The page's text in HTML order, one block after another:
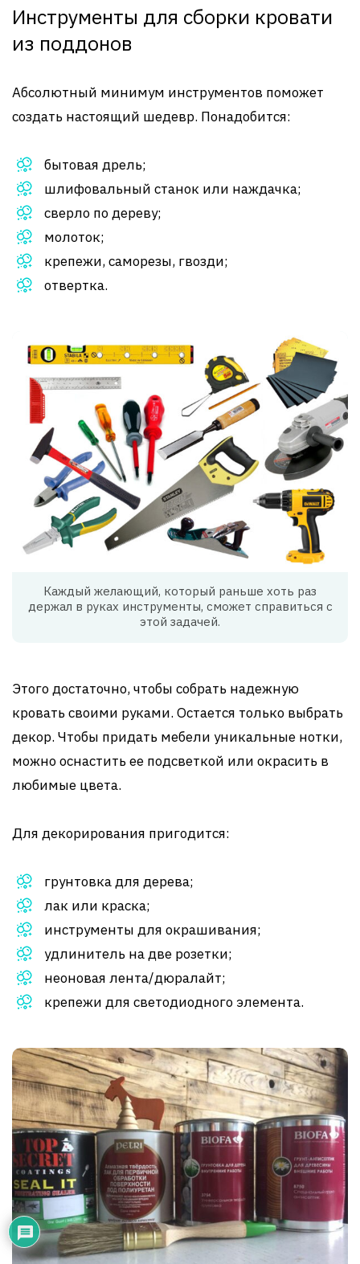
Инструменты для сборки кровати
из поддонов
Абсолютный минимум инструментов поможет
создать настоящий шедевр. Понадобится:
бытовая дрель;
шлифовальный станок или наждачка;
сверло по дереву;
молоток;
крепежи, саморезы, гвозди;
отвертка.
Каждый желающий, который раньше хоть раз
держал в руках инструменты, сможет справиться с
этой задачей.
Этого достаточно, чтобы собрать надежную
кровать своими руками. Остается только выбрать
декор. Чтобы придать мебели уникальные нотки,
можно оснастить ее подсветкой или окрасить в
любимые цвета.
Для декорирования пригодится:
грунтовка для дерева;
лак или краска;
инструменты для окрашивания;
удлинитель на две розетки;
неоновая лента/дюралайт;
крепежи для светодиодного элемента.